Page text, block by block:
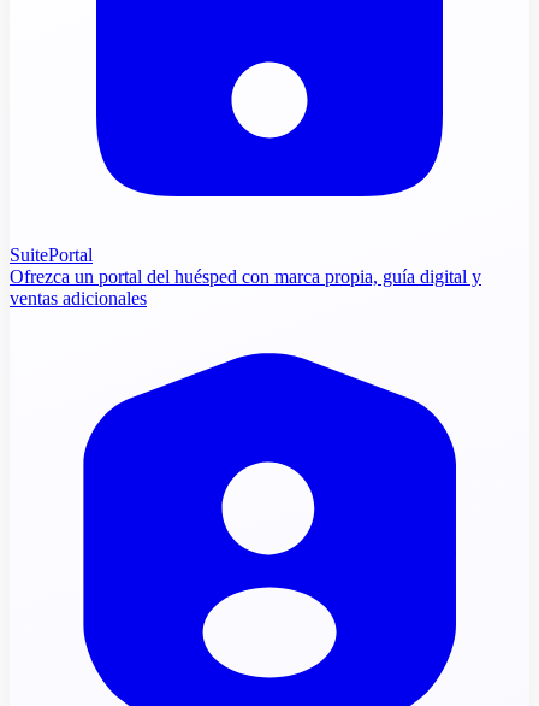
SuitePortal
Ofrezca un portal del huésped con marca propia, guía digital y
ventas adicionales